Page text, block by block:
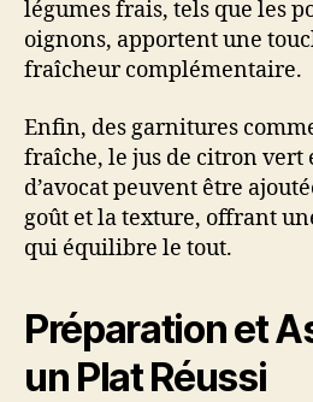
légumes frais, tels que les
oignons, apportent une
fraîcheur complémentaire.
Enfin, des garnitures
fraîche, le jus de citron vert
d’avocat peuvent être
goût et la texture, offrant
qui équilibre le tout.
Préparation et
un Plat Réussi